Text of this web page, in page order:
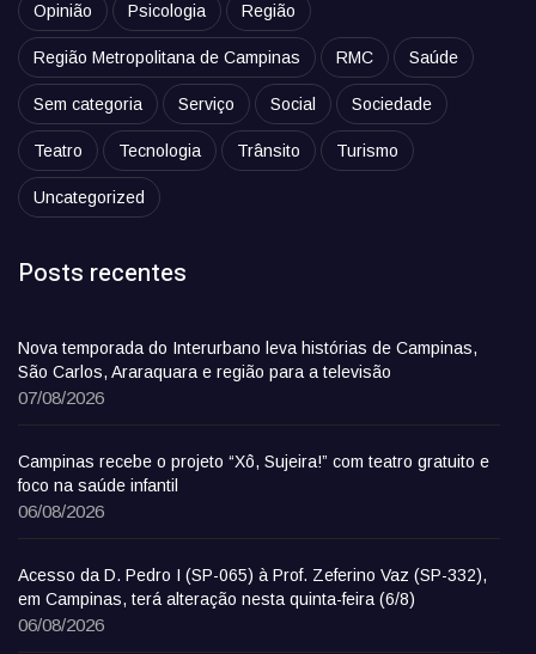
Opinião Psicologia Região
Região Metropolitana de Campinas RMC Saúde
Sem categoria Serviço Social Sociedade
Teatro Tecnologia Trânsito Turismo
Uncategorized
Posts recentes
Nova temporada do Interurbano leva histórias de Campinas,
São Carlos, Araraquara e região para a televisão
07/08/2026
Campinas recebe o projeto “Xô, Sujeira!” com teatro gratuito e
foco na saúde infantil
06/08/2026
Acesso da D. Pedro I (SP-065) à Prof. Zeferino Vaz (SP-332),
em Campinas, terá alteração nesta quinta-feira (6/8)
06/08/2026